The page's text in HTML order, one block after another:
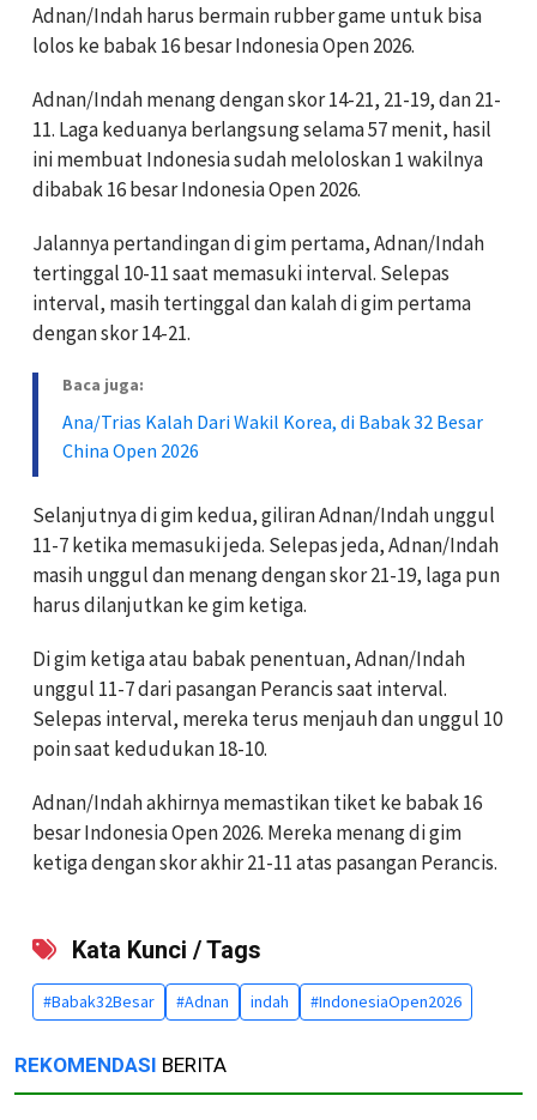
Adnan/Indah harus bermain rubber game untuk bisa
lolos ke babak 16 besar Indonesia Open 2026.
Adnan/Indah menang dengan skor 14-21, 21-19, dan 21-
11. Laga keduanya berlangsung selama 57 menit, hasil
ini membuat Indonesia sudah meloloskan 1 wakilnya
dibabak 16 besar Indonesia Open 2026.
Jalannya pertandingan di gim pertama, Adnan/Indah
tertinggal 10-11 saat memasuki interval. Selepas
interval, masih tertinggal dan kalah di gim pertama
dengan skor 14-21.
Baca juga:
Ana/Trias Kalah Dari Wakil Korea, di Babak 32 Besar
China Open 2026
Selanjutnya di gim kedua, giliran Adnan/Indah unggul
11-7 ketika memasuki jeda. Selepas jeda, Adnan/Indah
masih unggul dan menang dengan skor 21-19, laga pun
harus dilanjutkan ke gim ketiga.
Di gim ketiga atau babak penentuan, Adnan/Indah
unggul 11-7 dari pasangan Perancis saat interval.
Selepas interval, mereka terus menjauh dan unggul 10
poin saat kedudukan 18-10.
Adnan/Indah akhirnya memastikan tiket ke babak 16
besar Indonesia Open 2026. Mereka menang di gim
ketiga dengan skor akhir 21-11 atas pasangan Perancis.
Kata Kunci / Tags
#Babak32Besar #Adnan indah #IndonesiaOpen2026
REKOMENDASI BERITA